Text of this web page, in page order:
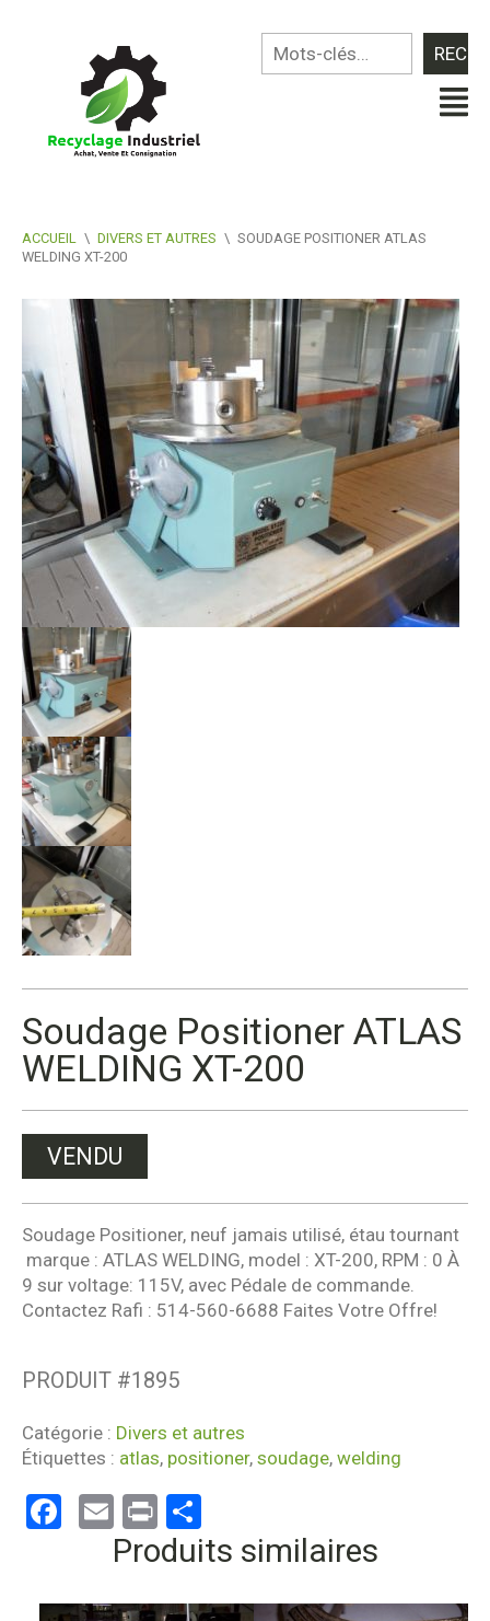
ACCUEIL \ DIVERS ET AUTRES \ SOUDAGE POSITIONER ATLAS
WELDING XT-200
Soudage Positioner ATLAS
WELDING XT-200
VENDU
Soudage Positioner, neuf jamais utilisé, étau tournant
marque : ATLAS WELDING, model : XT-200, RPM : 0 À
9 sur voltage: 115V, avec Pédale de commande.
Contactez Rafi : 514-560-6688 Faites Votre Offre!
PRODUIT #1895
Catégorie : Divers et autres
Étiquettes : atlas, positioner, soudage, welding
Facebook
Email
Print
Produits similaires